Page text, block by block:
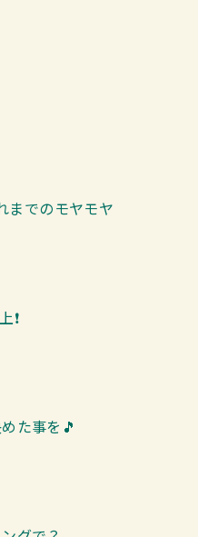
までのモヤモヤ
❗
た事を🎵